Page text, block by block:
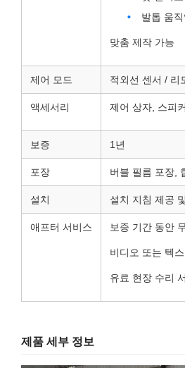
발톱 움직
맞춤 제작 가능
제어 모드 적외선 센서 / 리
액세서리 제어 상자, 스피
보증 1년
포장 버블 필름 포장,
설치 설치 지침 제공
애프터 서비스 보증 기간 동안
비디오 또는 텍
유료 현장 수리
제품 세부 정보